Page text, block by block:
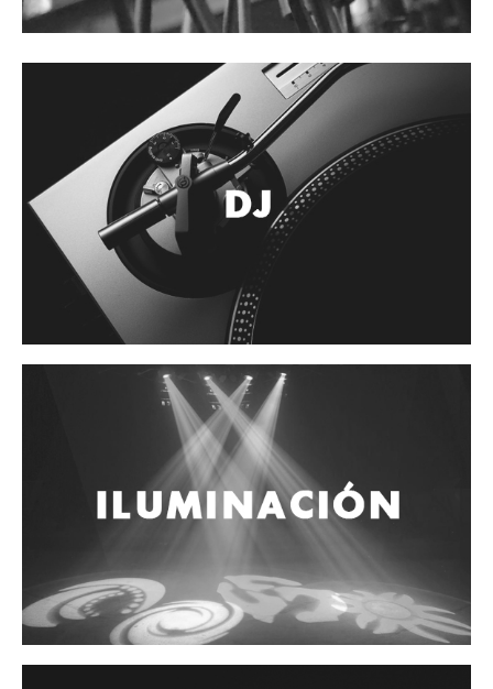
Cables y Conectores
Instrumento
Parlante
Video y USB
Espigas y conectores
Accesorios
Otros Instrumentos de Cuerdas
Accesorios
Cuerdas
Guitarra Metal
Guitarra Nylon